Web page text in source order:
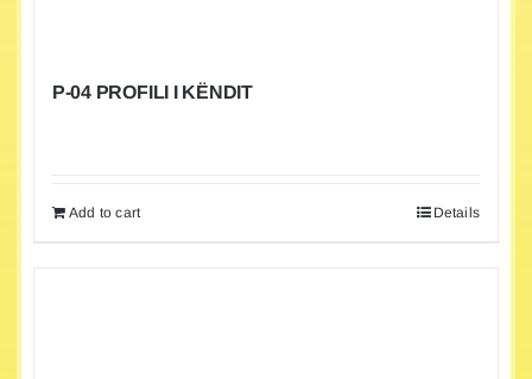
P-04 PROFILI I KËNDIT
Add to cart Details